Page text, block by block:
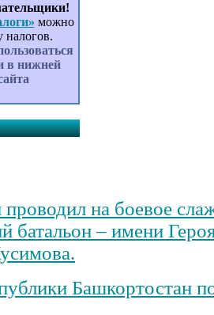
можно
налогов.
в нижней
на боевое
батальон – имени
Башкортостан